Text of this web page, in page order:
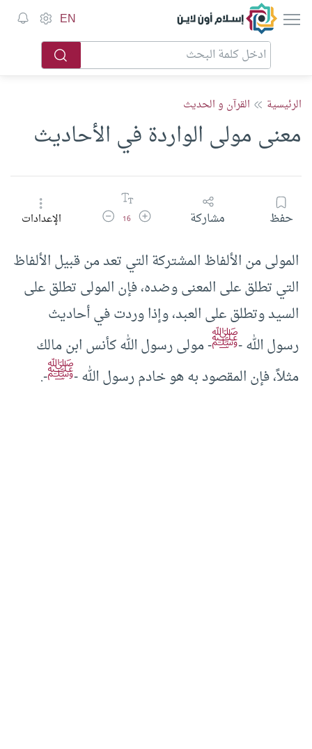
إسلام أون لاين EN
الرئيسية القرآن و الحديث
معنى مولى الواردة في الأحاديث
حفظ مشاركة زيادة حجم الخط
16 تقليل حجم الخطالإعدادات
المولى من الألفاظ المشتركة التي تعد من قبيل الألفاظ
التي تطلق على المعنى وضده، فإن المولى تطلق على
السيد وتطلق على العبد، وإذا وردت في أحاديث
رسول الله -ﷺ- مولى رسول الله كأنس ابن مالك
مثلاً، فإن المقصود به هو خادم رسول الله -ﷺ-.